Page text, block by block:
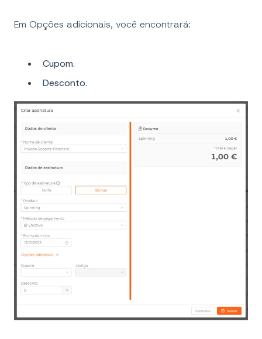
Em Opções adicionais, você encontrará:
Cupom.
Desconto.